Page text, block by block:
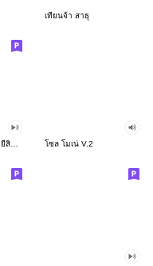
เทียนจ้า สาธุ
ดึ๊บ ดึ๊บ มีเสียงแน้ววว ยี่สิบสอง โซล โมเน่ V.2